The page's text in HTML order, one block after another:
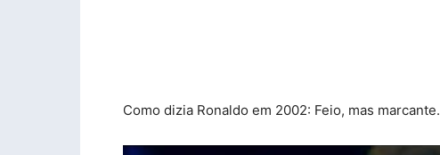
Como dizia Ronaldo em 2002: Feio, mas marcante.